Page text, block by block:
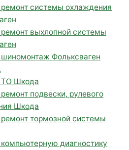
системы охлаждения
выхлопной системы
Фольксваген
Шкода
подвески, рулевого
Шкода
тормозной системы
диагностику